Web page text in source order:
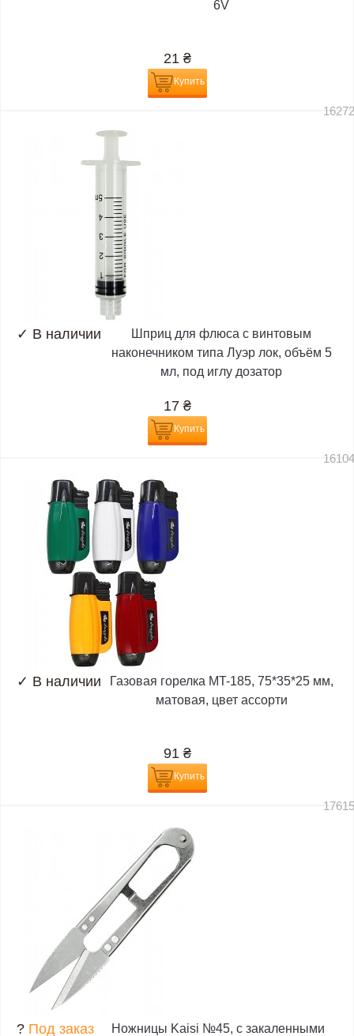
6V
21 ₴
Купить
✓ В наличии
Шприц для флюса с винтовым
наконечником типа Луэр лок, объём 5
мл, под иглу дозатор
17 ₴
Купить
✓ В наличии
Газовая горелка MT-185, 75*35*25 мм,
матовая, цвет ассорти
91 ₴
Купить
? Под заказ Ножницы Kaisi №45, с закаленными